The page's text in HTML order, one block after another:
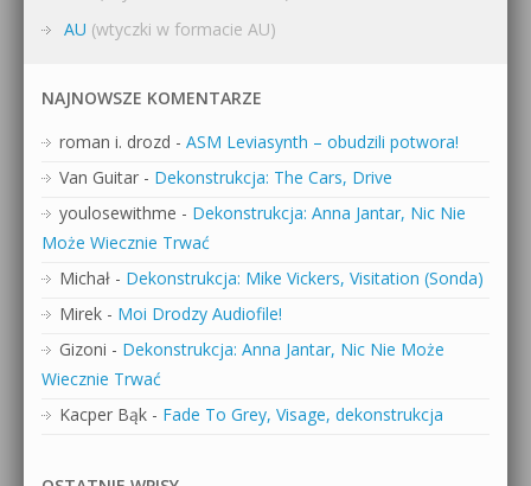
AU (wtyczki w formacie AU)
NAJNOWSZE KOMENTARZE
roman i. drozd - ASM Leviasynth – obudzili potwora!
Van Guitar - Dekonstrukcja: The Cars, Drive
youlosewithme - Dekonstrukcja: Anna Jantar, Nic Nie
Może Wiecznie Trwać
Michał - Dekonstrukcja: Mike Vickers, Visitation (Sonda)
Mirek - Moi Drodzy Audiofile!
Gizoni - Dekonstrukcja: Anna Jantar, Nic Nie Może
Wiecznie Trwać
Kacper Bąk - Fade To Grey, Visage, dekonstrukcja